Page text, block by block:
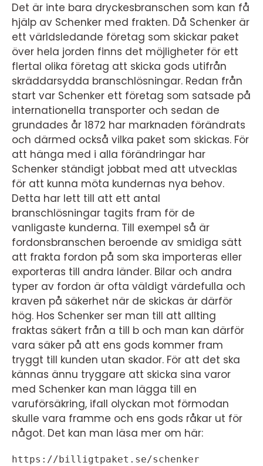
Det är inte bara dryckesbranschen som kan få
hjälp av Schenker med frakten. Då Schenker är
ett världsledande företag som skickar paket
över hela jorden finns det möjligheter för ett
flertal olika företag att skicka gods utifrån
skräddarsydda branschlösningar. Redan från
start var Schenker ett företag som satsade på
internationella transporter och sedan de
grundades år 1872 har marknaden förändrats
och därmed också vilka paket som skickas. För
att hänga med i alla förändringar har
Schenker ständigt jobbat med att utvecklas
för att kunna möta kundernas nya behov.
Detta har lett till att ett antal
branschlösningar tagits fram för de
vanligaste kunderna. Till exempel så är
fordonsbranschen beroende av smidiga sätt
att frakta fordon på som ska importeras eller
exporteras till andra länder. Bilar och andra
typer av fordon är ofta väldigt värdefulla och
kraven på säkerhet när de skickas är därför
hög. Hos Schenker ser man till att allting
fraktas säkert från a till b och man kan därför
vara säker på att ens gods kommer fram
tryggt till kunden utan skador. För att det ska
kännas ännu tryggare att skicka sina varor
med Schenker kan man lägga till en
varuförsäkring, ifall olyckan mot förmodan
skulle vara framme och ens gods råkar ut för
något. Det kan man läsa mer om här:
https://billigtpaket.se/schenker